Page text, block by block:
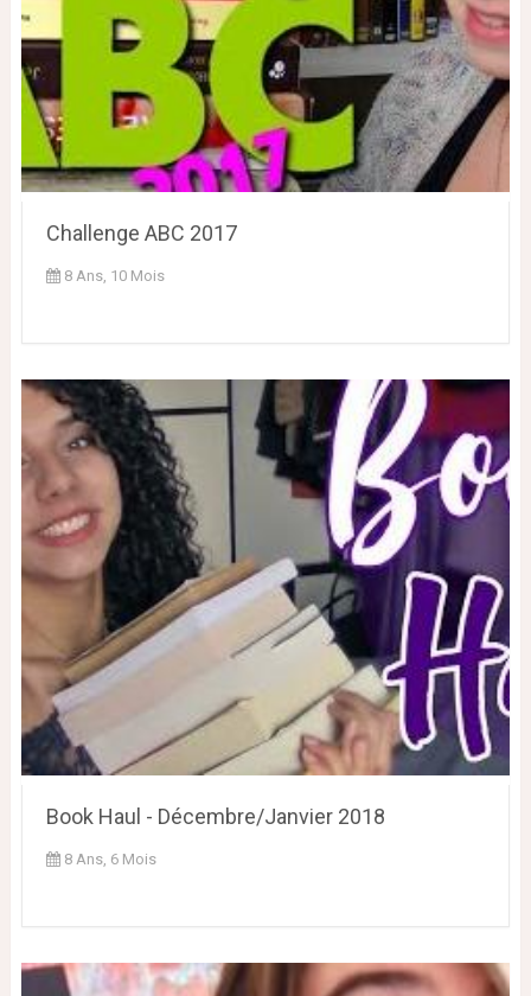
Challenge ABC 2017
8 Ans, 10 Mois
Book Haul - Décembre/Janvier 2018
8 Ans, 6 Mois